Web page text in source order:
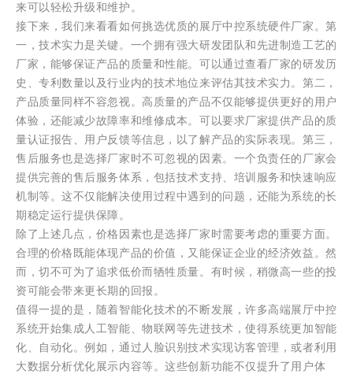
来可以轻松升级和维护。
接下来，我们来看看如何挑选优质的展厅中控系统硬件厂家。第
一，技术实力是关键。一个拥有强大研发团队和先进制造工艺的
厂家，能够保证产品的质量和性能。可以通过查看厂家的研发历
史、专利数量以及行业内的技术地位来评估其技术实力。第二，
产品质量同样不容忽视。高质量的产品不仅能够提供更好的用户
体验，还能减少故障率和维修成本。可以要求厂家提供产品的质
量认证报告、用户反馈等信息，以了解产品的实际表现。第三，
售后服务也是选择厂家时不可忽视的因素。一个负责任的厂家会
提供完善的售后服务体系，包括技术支持、培训服务和快速响应
机制等。这不仅能解决使用过程中遇到的问题，还能为系统的长
期稳定运行提供保障。
除了上述几点，价格因素也是选择厂家时需要考虑的重要方面。
合理的价格既能体现产品的价值，又能保证企业的经济效益。然
而，切不可为了追求低价而牺牲质量。有时候，稍微高一些的投
资可能会带来更长期的回报。
值得一提的是，随着智能化技术的不断发展，许多高端展厅中控
系统开始集成人工智能、物联网等先进技术，使得系统更加智能
化、自动化。例如，通过人脸识别技术实现访客管理，或者利用
大数据分析优化展示内容等。这些创新功能不仅提升了用户体